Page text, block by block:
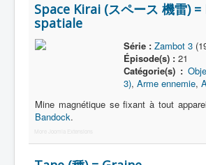
Space Kirai (スペース 機雷)
spatiale
Série : Zambot 3
Épisode(s) :21
Catégorie(s) :
3), Arme ennemie,
Mine magnétique se fixant à tout
Bandock.
More Joomla Extensions